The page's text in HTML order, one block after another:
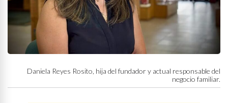
Daniela Reyes Rosito, hija del fundador y actual responsable del
negocio familiar.